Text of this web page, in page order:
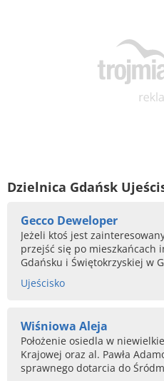
Dzielnica Gdańsk
Gecco Deweloper
Jeżeli ktoś jest
przejść się po mieszkańcach
Gdańsku i Świętokrzyskiej w
Ujeścisko
Wiśniowa Aleja
Położenie osiedla w
Krajowej oraz al. Pawła Adamowicza zapewnia
sprawnego dotarcia do